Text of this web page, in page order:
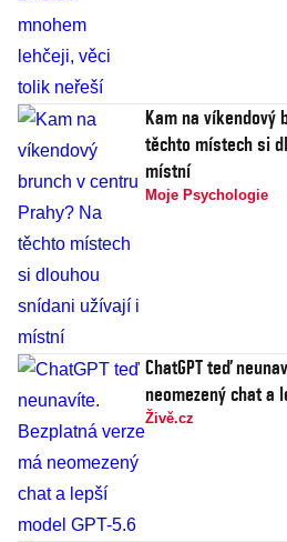
Kam na víkendový
těchto místech si
místní
Moje Psychologie
ChatGPT teď
neomezený chat a
Živě.cz